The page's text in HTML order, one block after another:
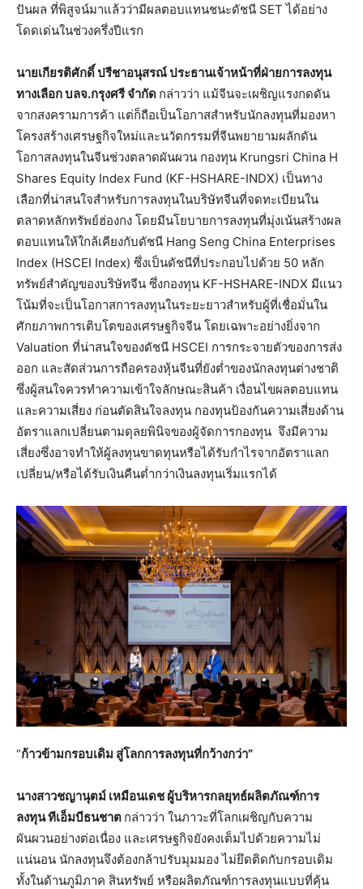
ปันผล ที่พิสูจน์มาแล้วว่ามีผลตอบแทนชนะดัชนี SET ได้อย่าง
โดดเด่นในช่วงครึ่งปีแรก
นายเกียรติศักดิ์ ปรีชาอนุสรณ์ ประธานเจ้าหน้าที่ฝ่ายการลงทุน
ทางเลือก บลจ.กรุงศรี จำกัด กล่าวว่า แม้จีนจะเผชิญแรงกดดัน
จากสงครามการค้า แต่ก็ถือเป็นโอกาสสำหรับนักลงทุนที่มองหา
โครงสร้างเศรษฐกิจใหม่และนวัตกรรมที่จีนพยายามผลักดัน
โอกาสลงทุนในจีนช่วงตลาดผันผวน กองทุน Krungsri China H
Shares Equity Index Fund (KF-HSHARE-INDX) เป็นทาง
เลือกที่น่าสนใจสำหรับการลงทุนในบริษัทจีนที่จดทะเบียนใน
ตลาดหลักทรัพย์ฮ่องกง โดยมีนโยบายการลงทุนที่มุ่งเน้นสร้างผล
ตอบแทนให้ใกล้เคียงกับดัชนี Hang Seng China Enterprises
Index (HSCEI Index) ซึ่งเป็นดัชนีที่ประกอบไปด้วย 50 หลัก
ทรัพย์สำคัญของบริษัทจีน ซึ่งกองทุน KF-HSHARE-INDX มีแนว
โน้มที่จะเป็นโอกาสการลงทุนในระยะยาวสำหรับผู้ที่เชื่อมั่นใน
ศักยภาพการเติบโตของเศรษฐกิจจีน โดยเฉพาะอย่างยิ่งจาก
Valuation ที่น่าสนใจของดัชนี HSCEI การกระจายตัวของการส่ง
ออก และสัดส่วนการถือครองหุ้นจีนที่ยังต่ำของนักลงทุนต่างชาติ
ซึ่งผู้สนใจควรทำความเข้าใจลักษณะสินค้า เงื่อนไขผลตอบแทน
และความเสี่ยง ก่อนตัดสินใจลงทุน กองทุนป้องกันความเสี่ยงด้าน
อัตราแลกเปลี่ยนตามดุลยพินิจของผู้จัดการกองทุน จึงมีความ
เสี่ยงซึ่งอาจทำให้ผู้ลงทุนขาดทุนหรือได้รับกำไรจากอัตราแลก
เปลี่ยน/หรือได้รับเงินคืนต่ำกว่าเงินลงทุนเริ่มแรกได้
“ก้าวข้ามกรอบเดิม สู่โลกการลงทุนที่กว้างกว่า”
นางสาวชญานุตม์ เหมือนเดช ผู้บริหารกลยุทธ์ผลิตภัณฑ์การ
ลงทุน ทีเอ็มบีธนชาต กล่าวว่า ในภาวะที่โลกเผชิญกับความ
ผันผวนอย่างต่อเนื่อง และเศรษฐกิจยังคงเต็มไปด้วยความไม่
แน่นอน นักลงทุนจึงต้องกล้าปรับมุมมอง ไม่ยึดติดกับกรอบเดิม
ทั้งในด้านภูมิภาค สินทรัพย์ หรือผลิตภัณฑ์การลงทุนแบบที่คุ้น